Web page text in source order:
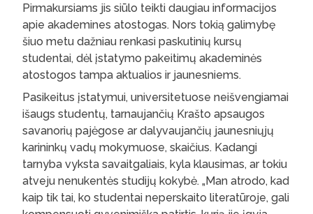
Pirmakursiams jis siūlo teikti daugiau informacijos
apie akademines atostogas. Nors tokią galimybę
šiuo metu dažniau renkasi paskutinių kursų
studentai, dėl įstatymo pakeitimų akademinės
atostogos tampa aktualios ir jaunesniems.
Pasikeitus įstatymui, universitetuose neišvengiamai
išaugs studentų, tarnaujančių Krašto apsaugos
savanorių pajėgose ar dalyvaujančių jaunesniųjų
karininkų vadų mokymuose, skaičius. Kadangi
tarnyba vyksta savaitgaliais, kyla klausimas, ar tokiu
atveju nenukentės studijų kokybė. „Man atrodo, kad
kaip tik tai, ko studentai neperskaito literatūroje, gali